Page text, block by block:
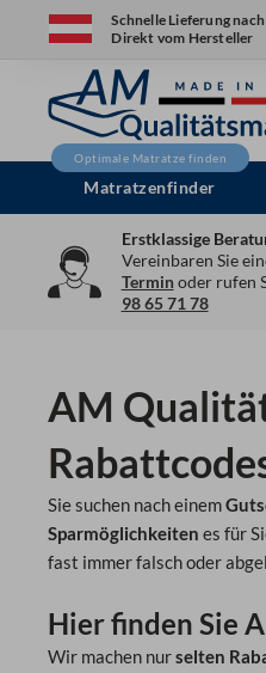
Schnelle Lieferung
Direkt vom Hersteller
Matratzenfinder
Erstklassige
Vereinbaren Sie
Terminoder rufen
98 65 71 78
AM
Sie suchen nach einem
Sparmöglichkeitenes für
fast immer falsch oder
Hier finden Sie
Wir machen nurselten